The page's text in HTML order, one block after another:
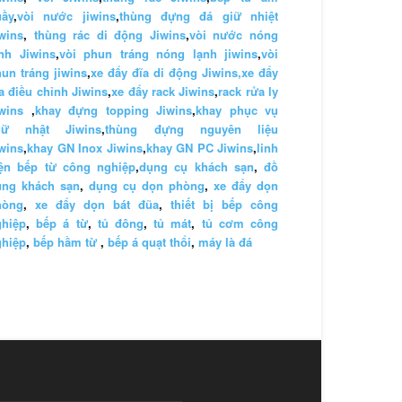
,vòi nước jiwins,thùng đựng đá giữ nhiệt
, thùng rác di động Jiwins,vòi nước nóng
Jiwins,vòi phun tráng nóng lạnh jiwins,vòi
tráng jiwins,xe đẩy đĩa di động Jiwins,xe đẩy
điều chỉnh Jiwins,xe đẩy rack Jiwins,rack rửa ly
,khay đựng topping Jiwins,khay phục vụ
nhật Jiwins,thùng đựng nguyên liệu
,khay GN Inox Jiwins,khay GN PC Jiwins,linh
bếp từ công nghiệp,dụng cụ khách sạn, đồ
khách sạn, dụng cụ dọn phòng, xe đẩy dọn
, xe đẩy dọn bát đũa, thiết bị bếp công
,bếp á từ, tủ đông,tủ mát, tủ cơm công
, bếp hầm từ , bếp á quạt thổi, máy là đá